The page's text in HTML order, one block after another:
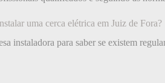
uma cerca elétrica em Juiz de Fora?
instaladora para saber se existem